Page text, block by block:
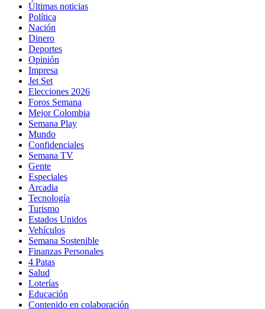
Últimas noticias
Política
Nación
Dinero
Deportes
Opinión
Impresa
Jet Set
Elecciones 2026
Foros Semana
Mejor Colombia
Semana Play
Mundo
Confidenciales
Semana TV
Gente
Especiales
Arcadia
Tecnología
Turismo
Estados Unidos
Vehículos
Semana Sostenible
Finanzas Personales
4 Patas
Salud
Loterías
Educación
Contenido en colaboración